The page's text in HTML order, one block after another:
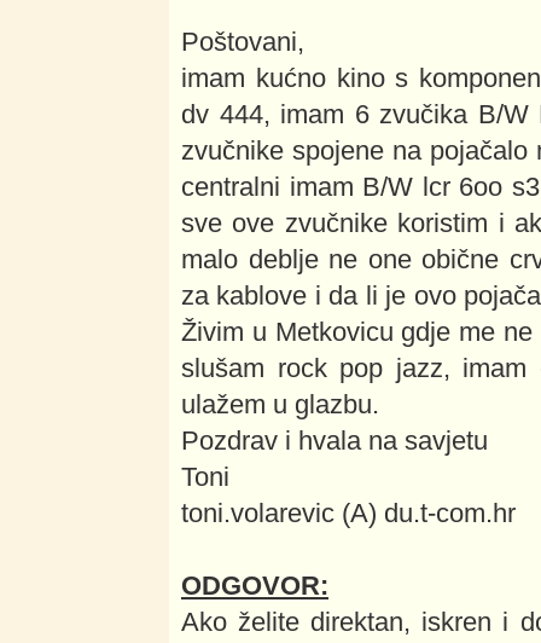
Poštovani,
imam kućno kino s
dv 444, imam 6 zvučika B/
zvučnike spojene na
centralni imam B/W lcr 6oo
sve ove zvučnike koristim i
malo deblje ne one obične
za kablove i da li je ovo
Živim u Metkovicu gdje me
slušam rock pop jazz,
ulažem u glazbu.
Pozdrav i hvala na savjetu
Toni
toni.volarevic (A) du.t-com.hr
ODGOVOR:
Ako želite direktan, iskren i